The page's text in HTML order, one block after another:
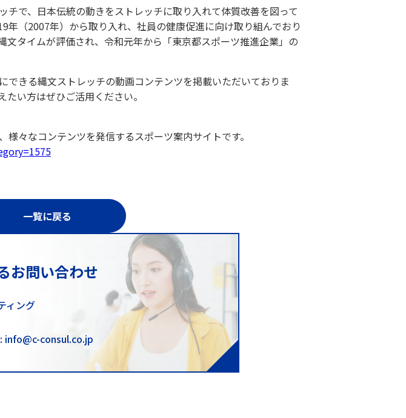
チで、日本伝統の動きをストレッチに取り入れて体質改善を図って
年（2007年）から取り入れ、社員の健康促進に向け取り組んでおり
文タイムが評価され、令和元年から「東京都スポーツ推進企業」の
できる縄文ストレッチの動画コンテンツを掲載いただいておりま
い方はぜひご活用ください。
々なコンテンツを発信するスポーツ案内サイトです。
一覧に戻る
お問い合わせ
ィング
info@c-consul.co.jp